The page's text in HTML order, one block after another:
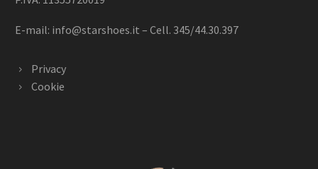
E-mail: info@starshoes.it – Cell. 345/44.30.397
Privacy
Cookie